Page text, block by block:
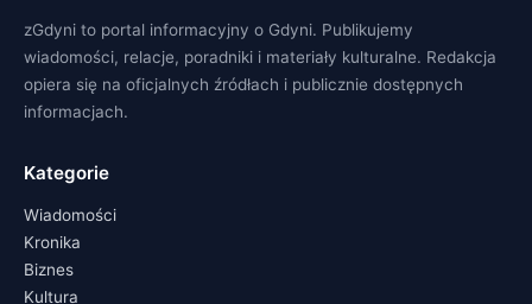
zGdyni to portal informacyjny o Gdyni. Publikujemy
wiadomości, relacje, poradniki i materiały kulturalne. Redakcja
opiera się na oficjalnych źródłach i publicznie dostępnych
informacjach.
Kategorie
Wiadomości
Kronika
Biznes
Kultura